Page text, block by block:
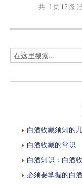
共 1 页 12 条
白酒收藏须知的
白酒收藏的常识
白酒知识：白酒
必须要掌握的白